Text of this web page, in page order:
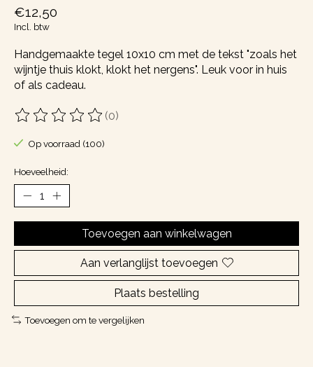
€12,50
Incl. btw
Handgemaakte tegel 10x10 cm met de tekst "zoals het
wijntje thuis klokt, klokt het nergens". Leuk voor in huis
of als cadeau.
De beoordeling van dit product is
(0)
Op voorraad (100)
Hoeveelheid:
Toevoegen aan winkelwagen
Aan verlanglijst toevoegen
Plaats bestelling
Toevoegen om te vergelijken